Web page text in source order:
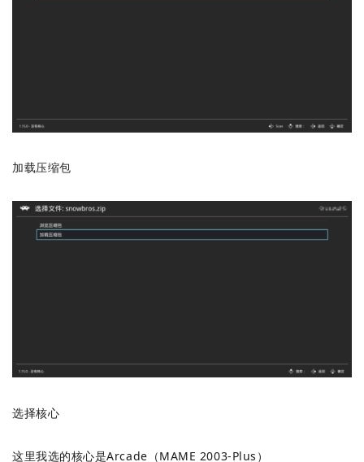
加载压缩包
选择核心
这里我选的核心是Arcade（MAME 2003-Plus）